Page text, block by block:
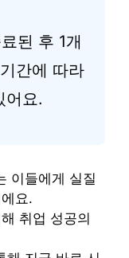
된 후 1개
간에 따라
어요.
이들에게 실질
요.
취업 성공의